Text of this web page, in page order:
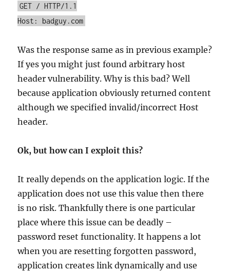
GET / HTTP/1.1
Host: badguy.com
Was the response same as in previous example?
If yes you might just found arbitrary host
header vulnerability. Why is this bad? Well
because application obviously returned content
although we specified invalid/incorrect Host
header.
Ok, but how can I exploit this?
It really depends on the application logic. If the
application does not use this value then there
is no risk. Thankfully there is one particular
place where this issue can be deadly –
password reset functionality. It happens a lot
when you are resetting forgotten password,
application creates link dynamically and use